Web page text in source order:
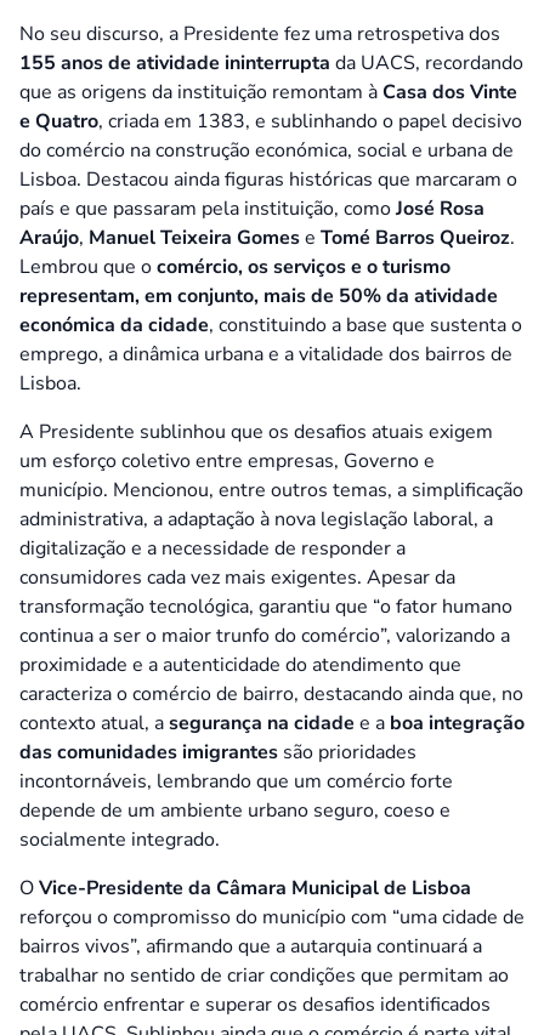
No seu discurso, a Presidente fez uma retrospetiva dos
155 anos de atividade ininterrupta da UACS, recordando
que as origens da instituição remontam àCasa dos Vinte
e Quatro, criada em 1383, e sublinhando o papel decisivo
do comércio na construção económica, social e urbana de
Lisboa. Destacou ainda figuras históricas que marcaram o
país e que passaram pela instituição, comoJosé Rosa
Araújo, Manuel Teixeira Gomese Tomé Barros Queiroz.
Lembrou que ocomércio, os serviços e o turismo
representam, em conjunto, mais de 50% da atividade
económica da cidade, constituindo a base que sustenta o
emprego, a dinâmica urbana e a vitalidade dos bairros de
Lisboa.
A Presidente sublinhou que os desafios atuais exigem
um esforço coletivo entre empresas, Governo e
município. Mencionou, entre outros temas, a simplificação
administrativa, a adaptação à nova legislação laboral, a
digitalização e a necessidade de responder a
consumidores cada vez mais exigentes. Apesar da
transformação tecnológica, garantiu que “o fator humano
continua a ser o maior trunfo do comércio”, valorizando a
proximidade e a autenticidade do atendimento que
caracteriza o comércio de bairro, destacando ainda que, no
contexto atual, asegurança na cidade e a boa integração
das comunidades imigrantes são prioridades
incontornáveis, lembrando que um comércio forte
depende de um ambiente urbano seguro, coeso e
socialmente integrado.
OVice-Presidente da Câmara Municipal de Lisboa
reforçou o compromisso do município com “uma cidade de
bairros vivos”, afirmando que a autarquia continuará a
trabalhar no sentido de criar condições que permitam ao
comércio enfrentar e superar os desafios identificados